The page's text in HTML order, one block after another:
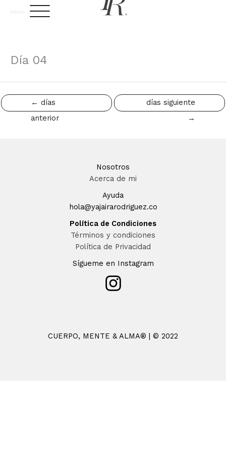
MENU
Día 04
← días
anterior
días siguiente
→
Nosotros
Acerca de mi
Ayuda
hola@yajairarodriguez.co
Política de Condiciones
Términos y condiciones
Política de Privacidad
Sígueme en Instagram
CUERPO, MENTE & ALMA® | © 2022